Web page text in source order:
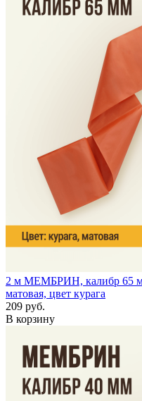
2 м МЕМБРИН, калибр 65
матовая, цвет курага
209 руб.
В корзину